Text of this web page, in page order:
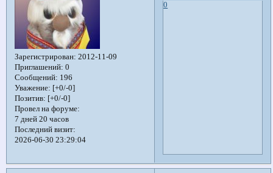
Зарегистрирован: 2012-11-09
Приглашений: 0
Сообщений: 196
Уважение: [+0/-0]
Позитив: [+0/-0]
Провел на форуме:
7 дней 20 часов
Последний визит:
2026-06-30 23:29:04
0